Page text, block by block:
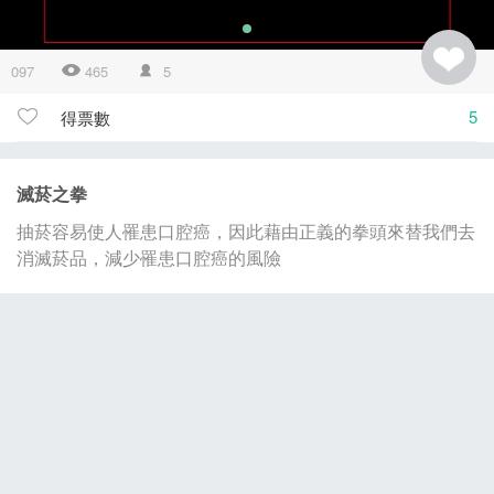
097 465 5
得票數 5
滅菸之拳
抽菸容易使人罹患口腔癌，因此藉由正義的拳頭來替我們去
消滅菸品，減少罹患口腔癌的風險